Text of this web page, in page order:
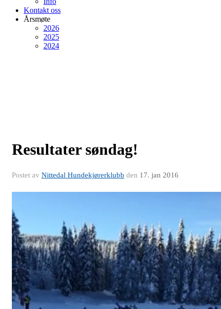
Kontakt oss
Årsmøte
2026
2025
2024
Resultater søndag!
Postet av Nittedal Hundekjørerklubb den 17. jan 2016